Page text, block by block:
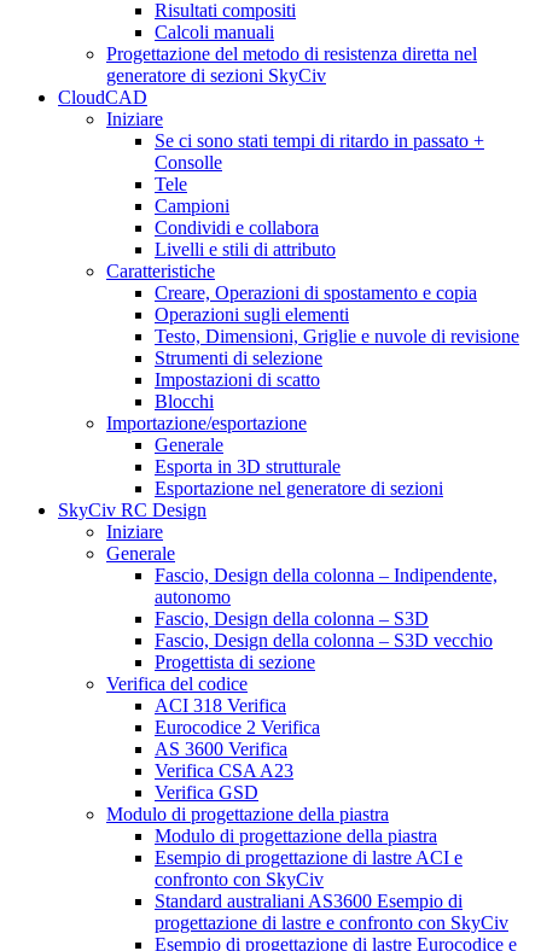
Risultati compositi
Calcoli manuali
Progettazione del metodo di resistenza diretta nel
generatore di sezioni SkyCiv
CloudCAD
Iniziare
Se ci sono stati tempi di ritardo in passato +
Consolle
Tele
Campioni
Condividi e collabora
Livelli e stili di attributo
Caratteristiche
Creare, Operazioni di spostamento e copia
Operazioni sugli elementi
Testo, Dimensioni, Griglie e nuvole di revisione
Strumenti di selezione
Impostazioni di scatto
Blocchi
Importazione/esportazione
Generale
Esporta in 3D strutturale
Esportazione nel generatore di sezioni
SkyCiv RC Design
Iniziare
Generale
Fascio, Design della colonna – Indipendente,
autonomo
Fascio, Design della colonna – S3D
Fascio, Design della colonna – S3D vecchio
Progettista di sezione
Verifica del codice
ACI 318 Verifica
Eurocodice 2 Verifica
AS 3600 Verifica
Verifica CSA A23
Verifica GSD
Modulo di progettazione della piastra
Modulo di progettazione della piastra
Esempio di progettazione di lastre ACI e
confronto con SkyCiv
Standard australiani AS3600 Esempio di
progettazione di lastre e confronto con SkyCiv
Esempio di progettazione di lastre Eurocodice e